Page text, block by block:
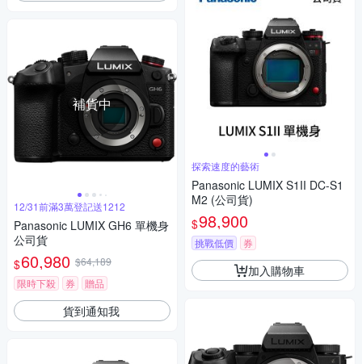
補貨中
12/31前滿3萬登記送1212
Panasonic LUMIX GH6 單機身
公司貨
$60,980 $64,189
限時下殺
券 贈品
貨到通知我
探索速度的藝術
Panasonic LUMIX S1II DC-S1
M2 (公司貨)
$98,900
挑戰低價 券
加入購物車